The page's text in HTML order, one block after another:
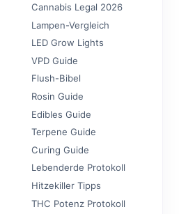
Cannabis Legal 2026
Lampen-Vergleich
LED Grow Lights
VPD Guide
Flush-Bibel
Rosin Guide
Edibles Guide
Terpene Guide
Curing Guide
Lebenderde Protokoll
Hitzekiller Tipps
THC Potenz Protokoll